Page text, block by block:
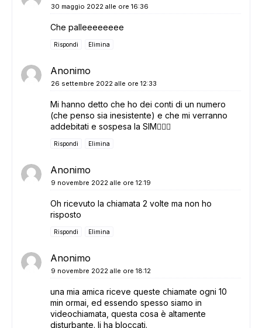
30 maggio 2022 alle ore 16:36
Che palleeeeeeee
Rispondi Elimina
Anonimo
26 settembre 2022 alle ore 12:33
Mi hanno detto che ho dei conti di un numero
(che penso sia inesistente) e che mi verranno
addebitati e sospesa la SIM🤦🏽‍♀️
Rispondi Elimina
Anonimo
9 novembre 2022 alle ore 12:19
Oh ricevuto la chiamata 2 volte ma non ho
risposto
Rispondi Elimina
Anonimo
9 novembre 2022 alle ore 18:12
una mia amica riceve queste chiamate ogni 10
min ormai, ed essendo spesso siamo in
videochiamata, questa cosa è altamente
disturbante. li ha bloccati.